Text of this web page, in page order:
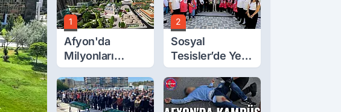
1
Afyon'da
Milyonları
İlgilendiren
Açıklama! Tarih
Netleşti!
2
Sosyal
Tesisler’de Yeni
Tarife Belli Oldu